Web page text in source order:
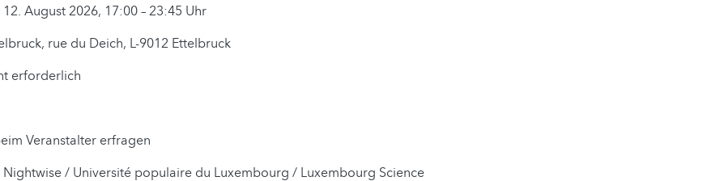
August 2026, 17:00 – 23:45 Uhr
rue du Deich, L-9012 Ettelbruck
erforderlich
Veranstalter erfragen
Nightwise / Université populaire du Luxembourg / Luxembourg Science